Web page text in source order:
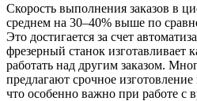
Скорость выполнения заказов в
среднем на 30–40% выше по
Это достигается за счет
фрезерный станок изготавливает
работать над другим заказом.
предлагают срочное
что особенно важно при работе с